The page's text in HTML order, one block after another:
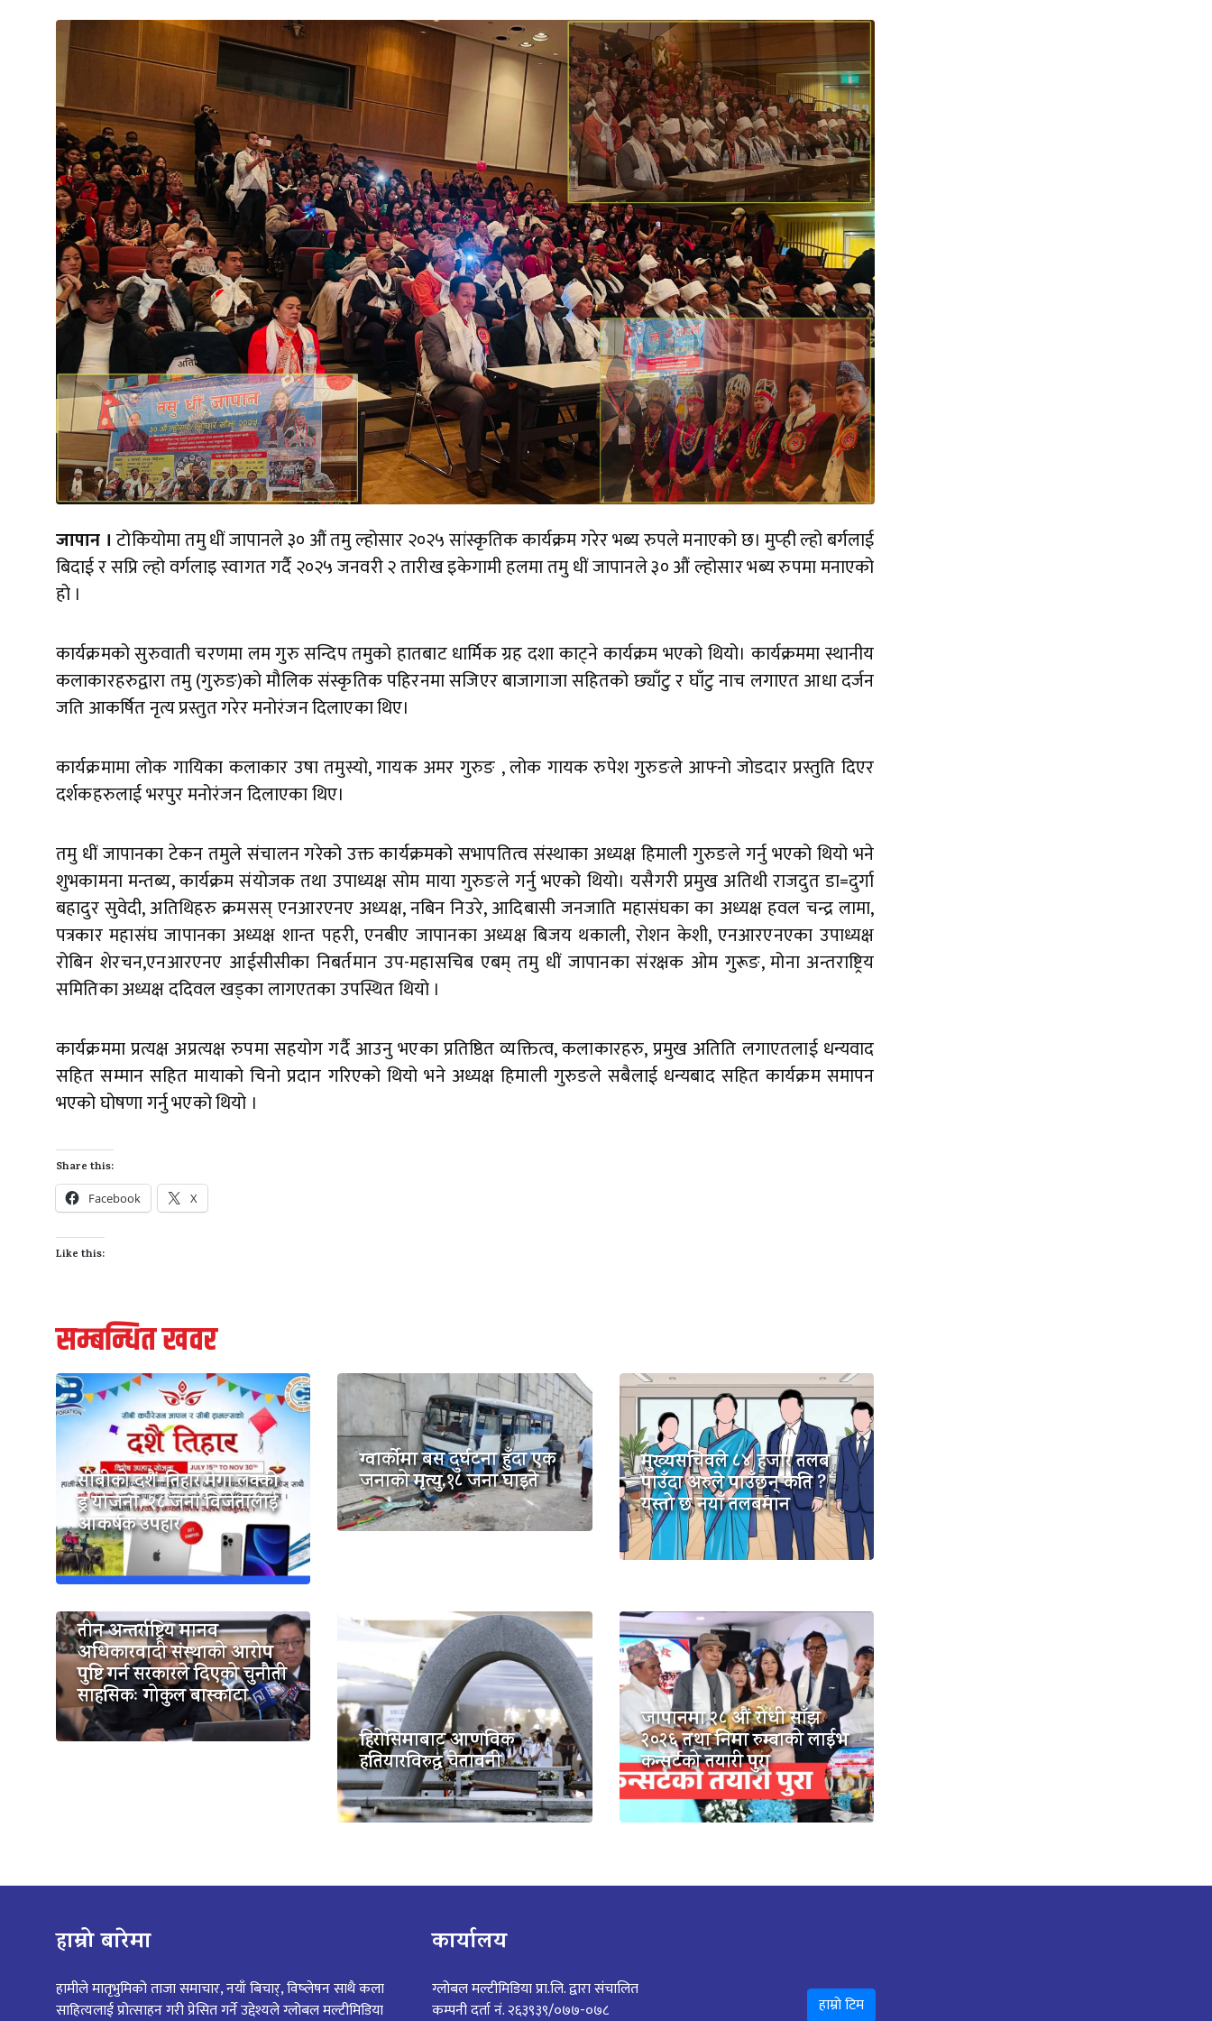
जापान । टोकियोमा तमु धीं जापानले ३० औं तमु ल्होसार २०२५ सांस्कृतिक कार्यक्रम गरेर भब्य रुपले मनाएको छ। मुप्ही ल्हो बर्गलाई
बिदाई र सप्रि ल्हो वर्गलाइ स्वागत गर्दै २०२५ जनवरी २ तारीख इकेगामी हलमा तमु धीं जापानले ३० औं ल्होसार भब्य रुपमा मनाएको
हो ।
कार्यक्रमको सुरुवाती चरणमा लम गुरु सन्दिप तमुको हातबाट धार्मिक ग्रह दशा काट्ने कार्यक्रम भएको थियो। कार्यक्रममा स्थानीय
कलाकारहरुद्वारा तमु (गुरुङ)को मौलिक संस्कृतिक पहिरनमा सजिएर बाजागाजा सहितको छ्याँटु र घाँटु नाच लगाएत आधा दर्जन
जति आकर्षित नृत्य प्रस्तुत गरेर मनोरंजन दिलाएका थिए।
कार्यक्रमामा लोक गायिका कलाकार उषा तमुस्यो, गायक अमर गुरुङ , लोक गायक रुपेश गुरुङले आफ्नो जोडदार प्रस्तुति दिएर
दर्शकहरुलाई भरपुर मनोरंजन दिलाएका थिए।
तमु धीं जापानका टेकन तमुले संचालन गरेको उक्त कार्यक्रमको सभापतित्व संस्थाका अध्यक्ष हिमाली गुरुङले गर्नु भएको थियो भने
शुभकामना मन्तब्य, कार्यक्रम संयोजक तथा उपाध्यक्ष सोम माया गुरुङले गर्नु भएको थियो। यसैगरी प्रमुख अतिथी राजदुत डा=दुर्गा
बहादुर सुवेदी, अतिथिहरु क्रमसस् एनआरएनए अध्यक्ष, नबिन निउरे, आदिबासी जनजाति महासंघका का अध्यक्ष हवल चन्द्र लामा,
पत्रकार महासंघ जापानका अध्यक्ष शान्त पहरी, एनबीए जापानका अध्यक्ष बिजय थकाली, रोशन केशी, एनआरएनएका उपाध्यक्ष
रोबिन शेरचन,एनआरएनए आईसीसीका निबर्तमान उप-महासचिब एबम् तमु धीं जापानका संरक्षक ओम गुरूङ, मोना अन्तराष्ट्रिय
समितिका अध्यक्ष ददिवल खड्का लागएतका उपस्थित थियो ।
कार्यक्रममा प्रत्यक्ष अप्रत्यक्ष रुपमा सहयोग गर्दै आउनु भएका प्रतिष्ठित व्यक्तित्व, कलाकारहरु, प्रमुख अतिति लगाएतलाई धन्यवाद
सहित सम्मान सहित मायाको चिनो प्रदान गरिएको थियो भने अध्यक्ष हिमाली गुरुङले सबैलाई धन्यबाद सहित कार्यक्रम समापन
भएको घोषणा गर्नु भएको थियो ।
Share this:
Facebook X
Like this:
सम्बन्धित खवर
सीबीको दशैं-तिहार मेगा लक्की
ड्र योजना, २८ जना विजेतालाई
आकर्षक उपहार
ग्वार्कोमा बस दुर्घटना हुँदा एक
जनाको मृत्यु,१८ जना घाइते
मुख्यसचिवले ८४ हजार तलब
पाउँदा अरुले पाउँछन् कति ?
यस्तो छ नयाँ तलबमान
तीन अन्तर्राष्ट्रिय मानव
अधिकारवादी संस्थाको आरोप
पुष्टि गर्न सरकारले दिएको चुनौती
साहसिकः गोकुल बास्कोटा
हिरोसिमाबाट आणविक
हतियारविरुद्ध चेतावनी
जापानमा २८ औं रोधी साँझ
२०२६ तथा निमा रुम्बाको लाईभ
कन्सर्टको तयारी पुरा
हाम्रो बारेमा
हामीले मातृभुमिको ताजा समाचार, नयाँ बिचार्, विष्लेषन साथै कला
साहित्यलाई प्रोत्साहन गरी प्रेसित गर्ने उद्देश्यले ग्लोबल मल्टीमिडिया
कार्यालय
ग्लोबल मल्टीमिडिया प्रा.लि. द्वारा संचालित
कम्पनी दर्ता नं. २६३९३९/०७७-०७८
हाम्रो टिम